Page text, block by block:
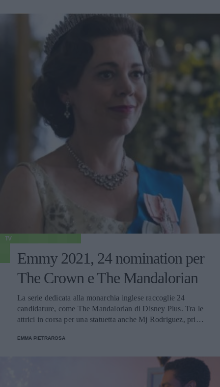
TV
Emmy 2021, 24 nomination per
The Crown e The Mandalorian
La serie dedicata alla monarchia inglese raccoglie 24
candidature, come The Mandalorian di Disney Plus. Tra le
attrici in corsa per una statuetta anche Mj Rodriguez, prima
EMMA PIETRAROSA